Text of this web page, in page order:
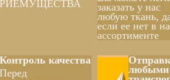
заказать у нас
любую ткань,
если ее нет в
ассортименте
Контроль качества
Перед
любыми